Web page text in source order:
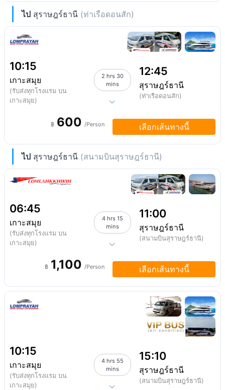
ไป สุราษฎร์ธานี (ท่าเรือดอนสัก)
10:15
เกาะสมุย
(รับส่งทุกโรงแรม บน
เกาะสมุย)
2 hrs 30
mins
12:45
สุราษฎร์ธานี
(ท่าเรือดอนสัก)
฿ 600 /Person เลือกเส้นทางนี้
ไป สุราษฎร์ธานี (สนามบินสุราษฎร์ธานี)
06:45
เกาะสมุย
(รับส่งทุกโรงแรม บน
เกาะสมุย)
4 hrs 15
mins
11:00
สุราษฎร์ธานี
(สนามบินสุราษฎร์ธานี)
฿ 1,100 /Person เลือกเส้นทางนี้
10:15
เกาะสมุย
(รับส่งทุกโรงแรม บน
เกาะสมุย)
4 hrs 55
mins
15:10
สุราษฎร์ธานี
(สนามบินสุราษฎร์ธานี)